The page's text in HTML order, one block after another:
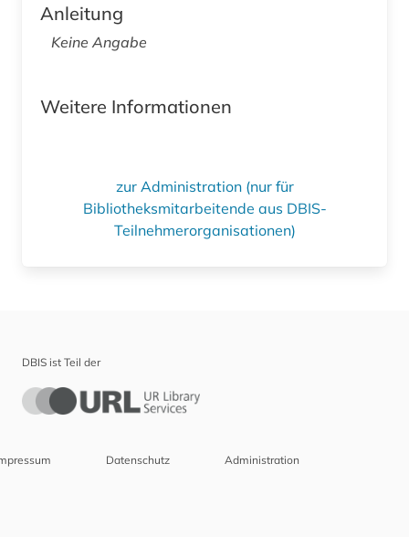
Anleitung
Keine Angabe
Weitere Informationen
zur Administration (nur für
Bibliotheksmitarbeitende aus DBIS-
Teilnehmerorganisationen)
DBIS ist Teil der
Datenschutz Administration